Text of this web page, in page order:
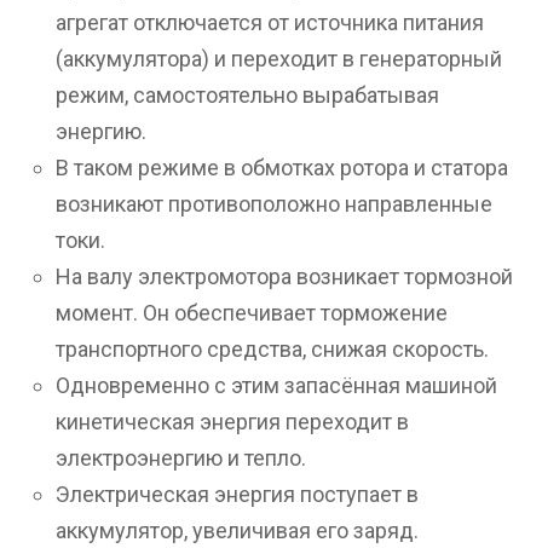
агрегат отключается от источника питания
(аккумулятора) и переходит в генераторный
режим, самостоятельно вырабатывая
энергию.
В таком режиме в обмотках ротора и статора
возникают противоположно направленные
токи.
На валу электромотора возникает тормозной
момент. Он обеспечивает торможение
транспортного средства, снижая скорость.
Одновременно с этим запасённая машиной
кинетическая энергия переходит в
электроэнергию и тепло.
Электрическая энергия поступает в
аккумулятор, увеличивая его заряд.